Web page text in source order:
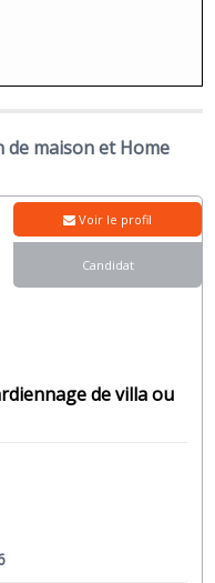
de maison et Home
de villa ou
Voir le profil
Candidat